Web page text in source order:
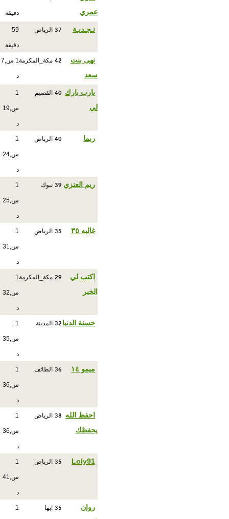
عمري
دقيقة
نـجـديـة 37 الرياض 59
دقيقة
نهى بنت
سعد
42 مكة_المكرمة 1 س,7
د
يارب بارك
لي
40 القصيم 1
س,19
د
ربما 40 الرياض 1
س,24
د
ريم العنزي 39 تبوك 1
س,25
د
غاليه ٣٥ 35 الرياض 1
س,31
د
اكتب لي
الخير
29 مكة_المكرمة1
س,32
د
حسنة الدنيا32 المدينة 1
س,35
د
ميمو ١٤ 36 الطائف 1
س,36
د
احفظ الله
يحفظك
38 الرياض 1
س,36
د
Loly91
35 الرياض 1
س,41
د
روان
35 ابها 1